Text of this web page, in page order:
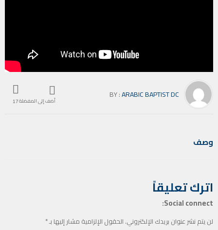
أضف إلى المفضلة17
BY :ARABIC BAPTIST DC
وصف
اترك تعليقاً
Social connect:
لن يتم نشر عنوان بريدك الإلكتروني. الحقول الإلزامية مشار إليها بـ*